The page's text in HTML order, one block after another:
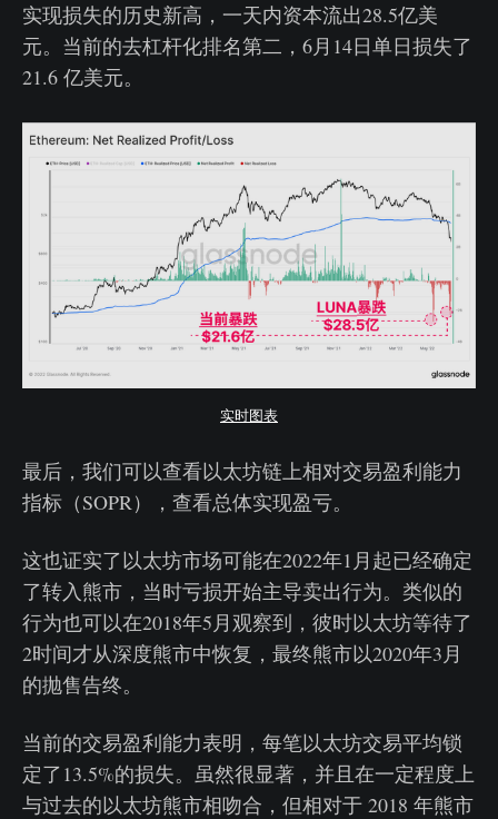
实现损失的历史新高，一天内资本流出28.5亿美
元。当前的去杠杆化排名第二，6月14日单日损失了
21.6 亿美元。
实时图表
最后，我们可以查看以太坊链上相对交易盈利能力
指标（SOPR），查看总体实现盈亏。
这也证实了以太坊市场可能在2022年1月起已经确定
了转入熊市，当时亏损开始主导卖出行为。类似的
行为也可以在2018年5月观察到，彼时以太坊等待了
2时间才从深度熊市中恢复，最终熊市以2020年3月
的抛售告终。
当前的交易盈利能力表明，每笔以太坊交易平均锁
定了13.5%的损失。虽然很显著，并且在一定程度上
与过去的以太坊熊市相吻合，但相对于 2018 年熊市